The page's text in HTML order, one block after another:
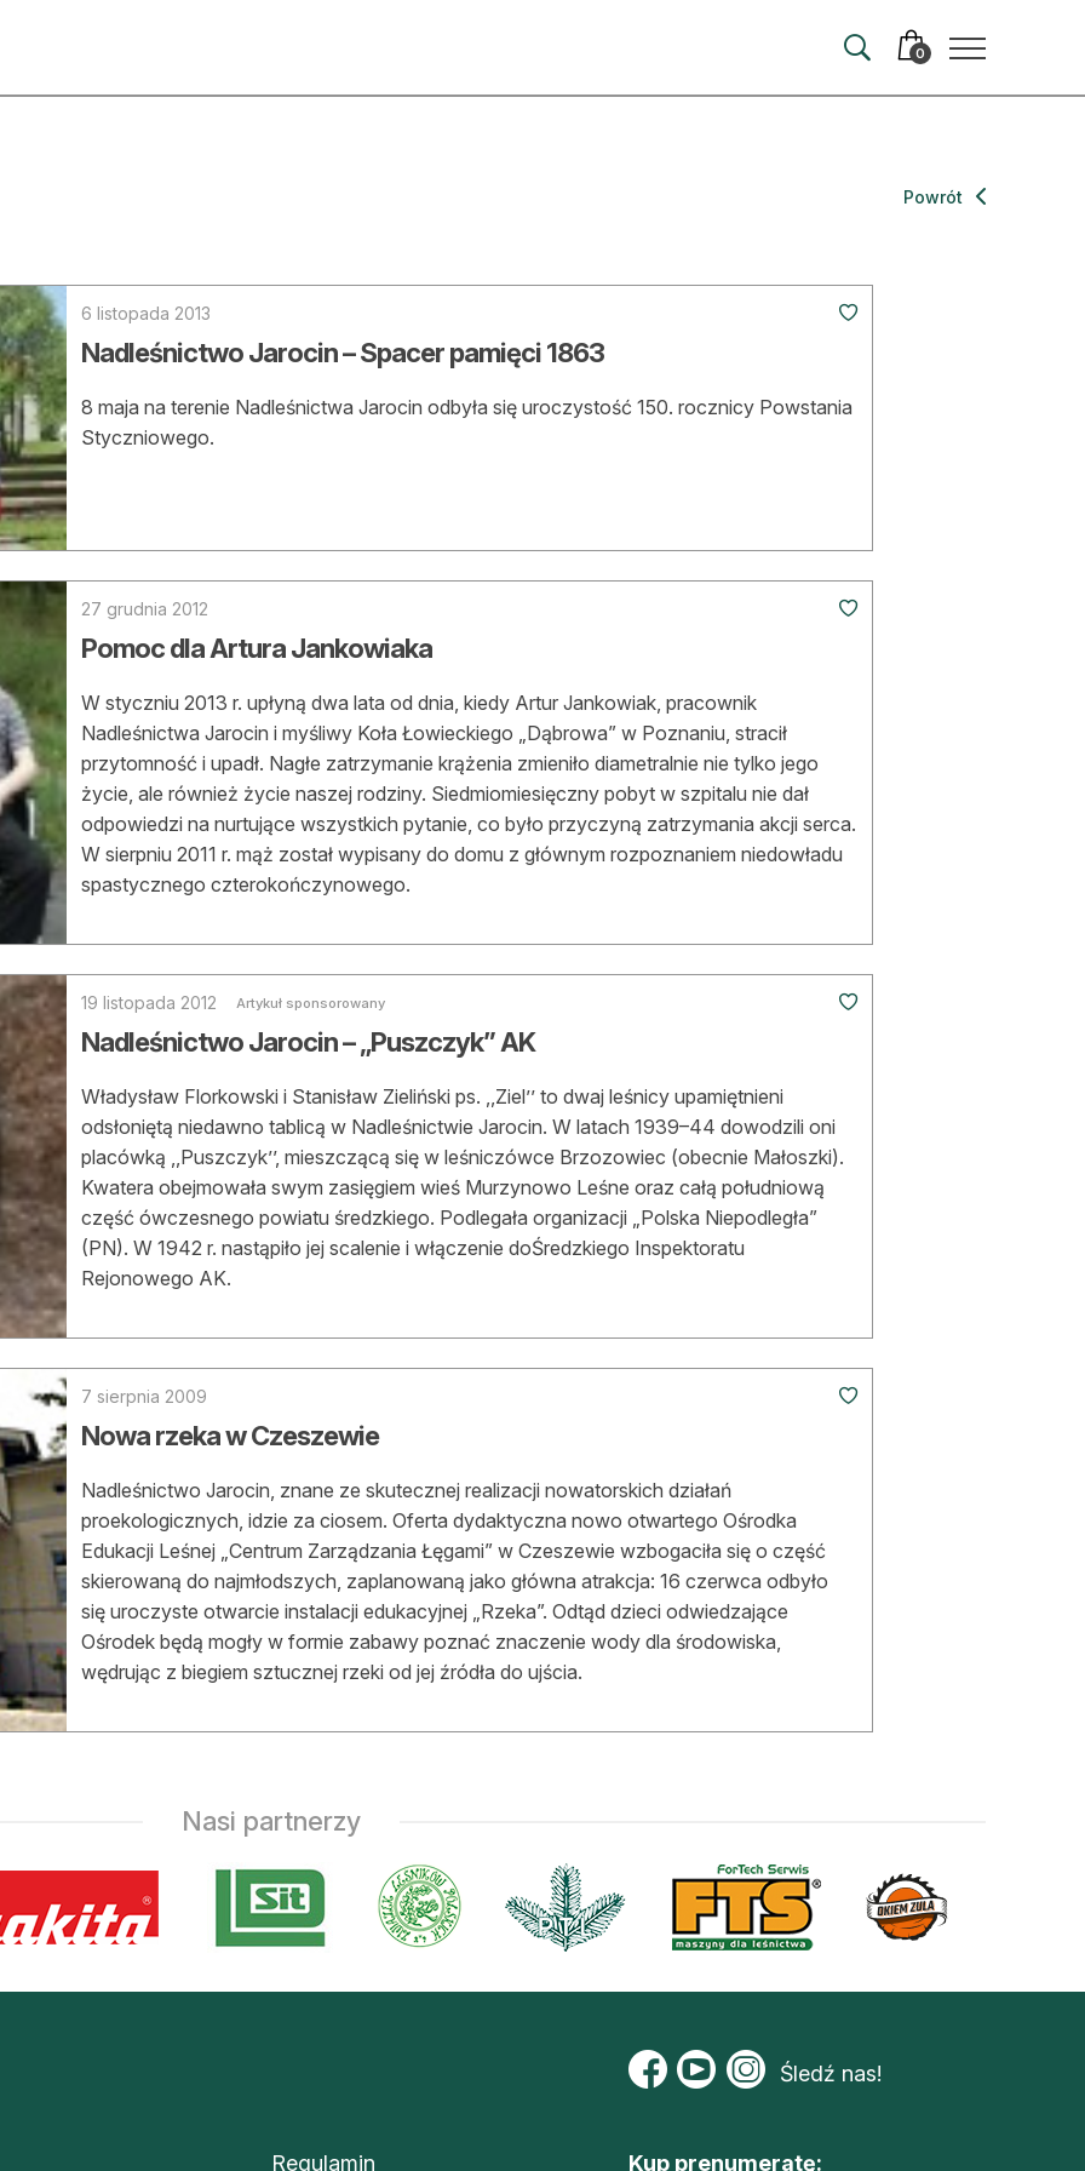
0
do lasu
drwala
na zakupach
Archiwum
Kontakt
Powrót
6 listopada 2013
Nadleśnictwo Jarocin – Spacer pamięci 1863
8 maja na terenie Nadleśnictwa Jarocin odbyła się uroczystość 150. rocznicy Powstania
Styczniowego.
27 grudnia 2012
Pomoc dla Artura Jankowiaka
W styczniu 2013 r. upłyną dwa lata od dnia, kiedy Artur Jankowiak, pracownik
Nadleśnictwa Jarocin i myśliwy Koła Łowieckiego „Dąbrowa” w Poznaniu, stracił
przytomność i upadł. Nagłe zatrzymanie krążenia zmieniło diametralnie nie tylko jego
życie, ale również życie naszej rodziny. Siedmiomiesięczny pobyt w szpitalu nie dał
odpowiedzi na nurtujące wszystkich pytanie, co było przyczyną zatrzymania akcji serca.
W sierpniu 2011 r. mąż został wypisany do domu z głównym rozpoznaniem niedowładu
spastycznego czterokończynowego.
19 listopada 2012 Artykuł sponsorowany
Nadleśnictwo Jarocin – „Puszczyk” AK
Władysław Florkowski i Stanisław Zieliński ps. ,,Ziel’’ to dwaj leśnicy upamiętnieni
odsłoniętą niedawno tablicą w Nadleśnictwie Jarocin. W latach 1939–44 dowodzili oni
placówką ,,Puszczyk’’, mieszczącą się w leśniczówce Brzozowiec (obecnie Małoszki).
Kwatera obejmowała swym zasięgiem wieś Murzynowo Leśne oraz całą południową
część ówczesnego powiatu średzkiego. Podlegała organizacji „Polska Niepodległa”
(PN). W 1942 r. nastąpiło jej scalenie i włączenie doŚredzkiego Inspektoratu
Rejonowego AK.
7 sierpnia 2009
Nowa rzeka w Czeszewie
Nadleśnictwo Jarocin, znane ze skutecznej realizacji nowatorskich działań
proekologicznych, idzie za ciosem. Oferta dydaktyczna nowo otwartego Ośrodka
Edukacji Leśnej „Centrum Zarządzania Łęgami” w Czeszewie wzbogaciła się o część
skierowaną do najmłodszych, zaplanowaną jako główna atrakcja: 16 czerwca odbyło
się uroczyste otwarcie instalacji edukacyjnej „Rzeka”. Odtąd dzieci odwiedzające
Ośrodek będą mogły w formie zabawy poznać znaczenie wody dla środowiska,
wędrując z biegiem sztucznej rzeki od jej źródła do ujścia.
Nasi partnerzy
Śledź nas!
Regulamin Kup prenumeratę: